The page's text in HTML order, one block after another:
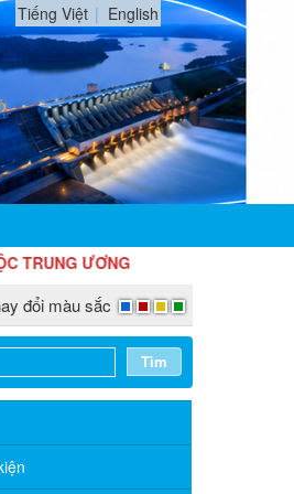
Tiếng Việt English
ƯƠNG
đổi màu sắc
Tìm